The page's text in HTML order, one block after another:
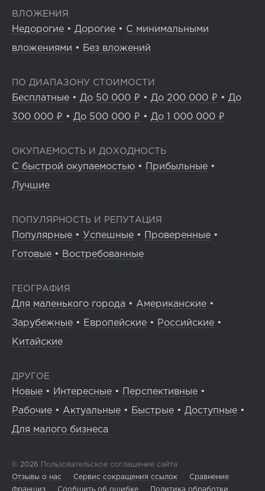
ВЛОЖЕНИЯ
Недорогие • Дорогие • С минимальными
вложениями • Без вложений
ПО ДИАПАЗОНУ СТОИМОСТИ
Бесплатные • До 50 000 ₽ • До 200 000 ₽ • До
300 000 ₽ • До 500 000 ₽ • До 1 000 000 ₽
ОКУПАЕМОСТЬ И ДОХОДНОСТЬ
С быстрой окупаемостью • Прибыльные •
Лучшие
ПОПУЛЯРНОСТЬ И РЕПУТАЦИЯ
Популярные • Успешные • Проверенные •
Готовые • Востребованные
ГЕОГРАФИЯ
Для маленького города • Американские •
Зарубежные • Европейские • Российские •
Китайские
ДРУГОЕ
Новые • Интересные • Перспективные •
Рабочие • Актуальные • Быстрые • Доступные •
Для малого бизнеса
© 2026 Пользовательское соглашение сайта
Отзывы о нас
Сервис сокращения ссылок
Сравнение
франшиз
Сообщить об ошибке Политика обработки